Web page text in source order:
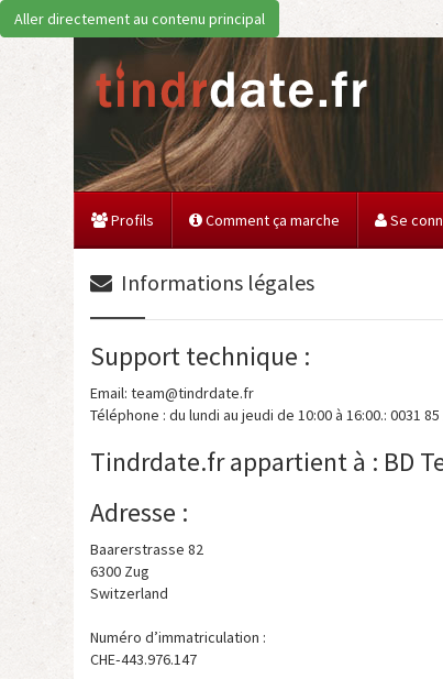
Aller directement au contenu principal
Profils Comment ça marche Se
Informations légales
Support technique :
Email: team@tindrdate.fr
Téléphone : du lundi au jeudi de 10:00 à 16:00.: 0031 85
Tindrdate.fr appartient à : BD
Adresse :
Baarerstrasse 82
6300 Zug
Switzerland
Numéro d’immatriculation :
CHE‑443.976.147